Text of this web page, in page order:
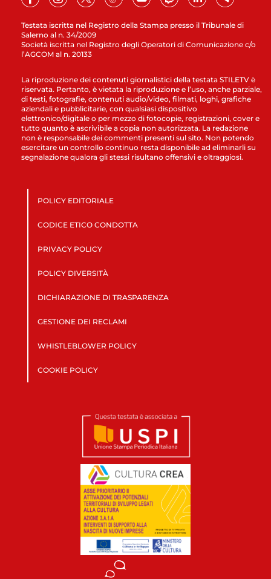
Testata iscritta nel Registro della Stampa presso il Tribunale di
Salerno al n. 34/2009
Società iscritta nel Registro degli Operatori di Comunicazione c/o
l’AGCOM al n. 20133
La riproduzione dei contenuti giornalistici della testata STILETV è
riservata. Pertanto, è vietata la riproduzione e l’uso, anche parziale,
di testi, fotografie, contenuti audio/video, filmati, loghi, grafiche
aziendali e pubblicitarie, con qualsiasi dispositivo
elettronico/digitale o per mezzo di fotocopie, registrazioni, cover e
tutto quanto è ascrivibile a copia non autorizzata. La redazione
non è responsabile dei commenti presenti sul sito. Non potendo
esercitare un controllo continuo resta disponibile ad eliminarli su
segnalazione qualora gli stessi risultano offensivi e oltraggiosi.
POLICY EDITORIALE
CODICE ETICO CONDOTTA
PRIVACY POLICY
POLICY DIVERSITÀ
DICHIARAZIONE DI TRASPARENZA
GESTIONE DEI RECLAMI
WHISTLEBLOWER POLICY
COOKIE POLICY